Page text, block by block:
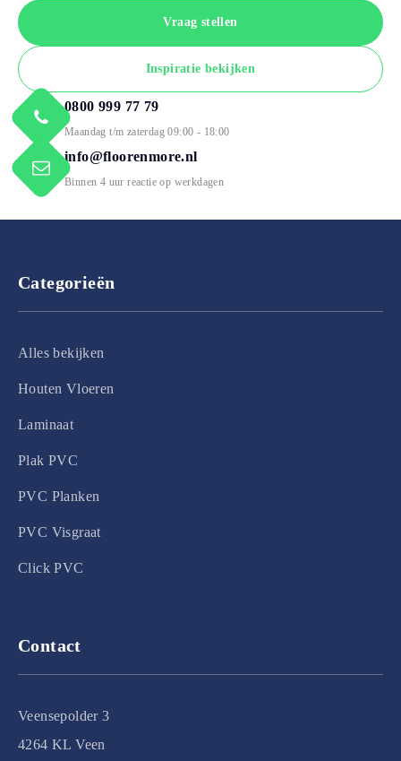
Vraag stellen
Inspiratie bekijken
0800 999 77 79
Maandag t/m zaterdag 09:00 - 18:00
info@floorenmore.nl
Binnen 4 uur reactie op werkdagen
Categorieën
Alles bekijken
Houten Vloeren
Laminaat
Plak PVC
PVC Planken
PVC Visgraat
Click PVC
Contact
Veensepolder 3
4264 KL Veen